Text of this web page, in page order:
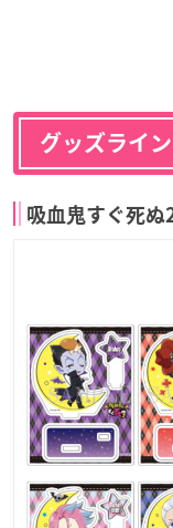
グッズライ
吸血鬼すぐ死ぬ